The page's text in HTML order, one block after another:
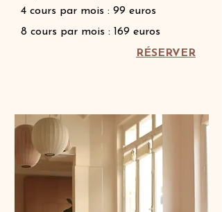
8 cours par mois : 169 euros
4 cours par mois : 99 euros
RÉSERVER